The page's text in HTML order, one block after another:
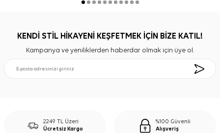
KENDİ STİL HİKAYENİ KEŞFETMEK İÇİN BİZE KATIL!
Kampanya ve yeniliklerden haberdar olmak için üye ol.
2249 TL Üzeri
Ücretsiz Kargo
%100 Güvenli
Alışveriş